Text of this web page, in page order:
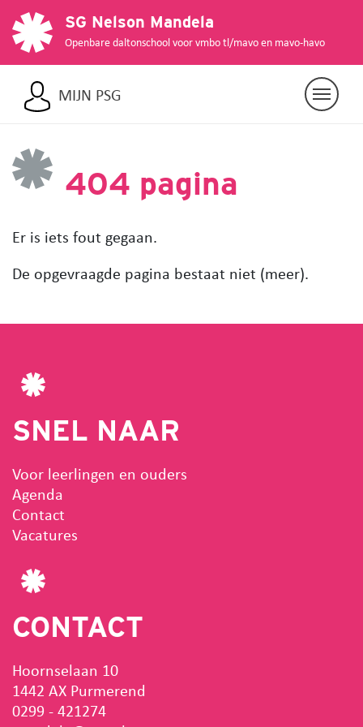
SG Nelson Mandela
Openbare daltonschool voor vmbo tl/mavo en mavo-havo
MIJN PSG
404 pagina
Er is iets fout gegaan.
De opgevraagde pagina bestaat niet (meer).
SNEL NAAR
Voor leerlingen en ouders
Agenda
Contact
Vacatures
CONTACT
Hoornselaan 10
1442 AX Purmerend
0299 - 421274